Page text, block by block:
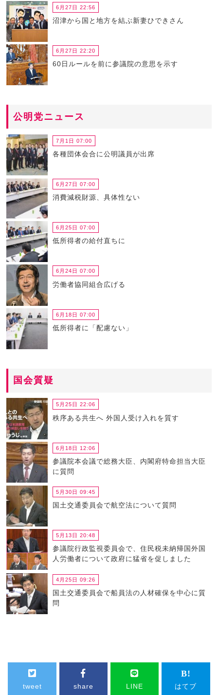
6月27日 22:56
沼津から国と地方を結ぶ新妻ひできさん
6月27日 22:20
60日ルールを前に参議院の意思を示す
公明党ニュース
7月1日 07:00
各種団体会合に公明議員が出席
6月27日 07:00
消費減税財源、具体性ない
6月25日 07:00
低所得者の給付直ちに
6月24日 07:00
労働者協同組合広げる
6月18日 07:00
低所得者に「配慮ない」
国会質疑
5月25日 22:06
秩序ある共生へ 外国人受け入れを質す
6月18日 12:06
参議院本会議で総務大臣、内閣府特命担当大臣
に質問
5月30日 09:45
国土交通委員会で航空法について質問
5月13日 20:48
参議院行政監視委員会で、住民税未納帰国外国
人労働者について政府に猛省を促しました
4月25日 09:26
国土交通委員会で船員法の人材確保を中心に質
問
tweet share LINE はてブ